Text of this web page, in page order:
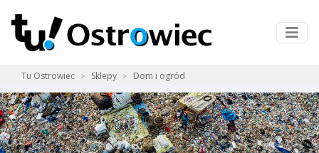
Tu Ostrowiec Sklepy Dom i ogród